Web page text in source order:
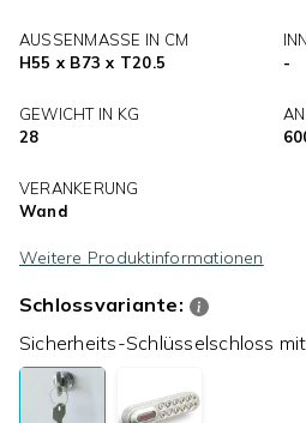
AUSSENMASSE IN CM
H55 x B73 x T20.5
-
GEWICHT IN KG
28
VERANKERUNG
Wand
Weitere Produktinformationen
Schlossvariante:
Sicherheits-Schlüsselschloss